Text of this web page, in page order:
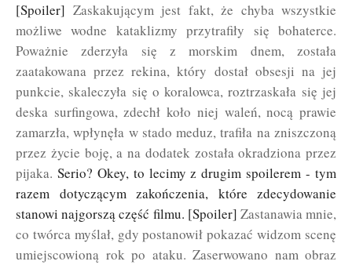
[Spoiler] Zaskakującym jest fakt, że chyba wszystkie
możliwe wodne kataklizmy przytrafiły się bohaterce.
Poważnie zderzyła się z morskim dnem, została
zaatakowana przez rekina, który dostał obsesji na jej
punkcie, skaleczyła się o koralowca, roztrzaskała się jej
deska surfingowa, zdechł koło niej waleń, nocą prawie
zamarzła, wpłynęła w stado meduz, trafiła na zniszczoną
przez życie boję, a na dodatek została okradziona przez
pijaka. Serio? Okey, to lecimy z drugim spoilerem - tym
razem dotyczącym zakończenia, które zdecydowanie
stanowi najgorszą część filmu. [Spoiler] Zastanawia mnie,
co twórca myślał, gdy postanowił pokazać widzom scenę
umiejscowioną rok po ataku. Zaserwowano nam obraz